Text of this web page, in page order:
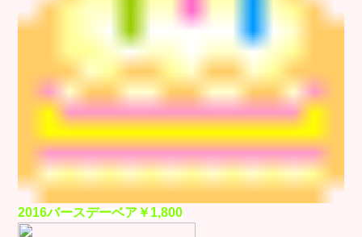
2016バースデーベア￥1,800